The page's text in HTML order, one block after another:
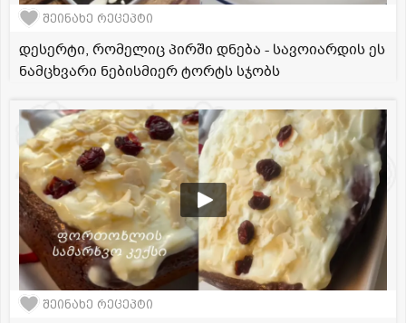
შეინახე რეცეპტი
დესერტი, რომელიც პირში დნება - სავოიარდის ეს
ნამცხვარი ნებისმიერ ტორტს სჯობს
შეინახე რეცეპტი